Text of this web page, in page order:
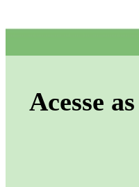
Acesse